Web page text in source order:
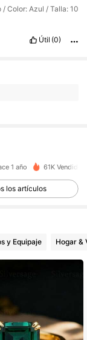
Color: Azul / Talla: 10
Útil (0)
1 año 61K Vendido
los artículos
y Equipaje Hogar &